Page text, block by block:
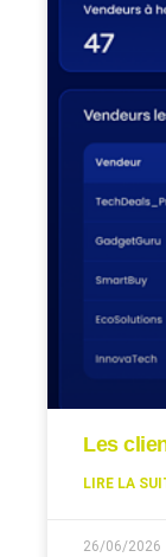
Les
LIRE LA
26/06/2026